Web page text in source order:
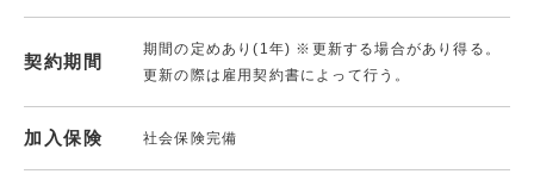
契約期間
期間の定めあり(1年) ※更新する場合があり得る。
更新の際は雇用契約書によって行う。
加入保険 社会保険完備